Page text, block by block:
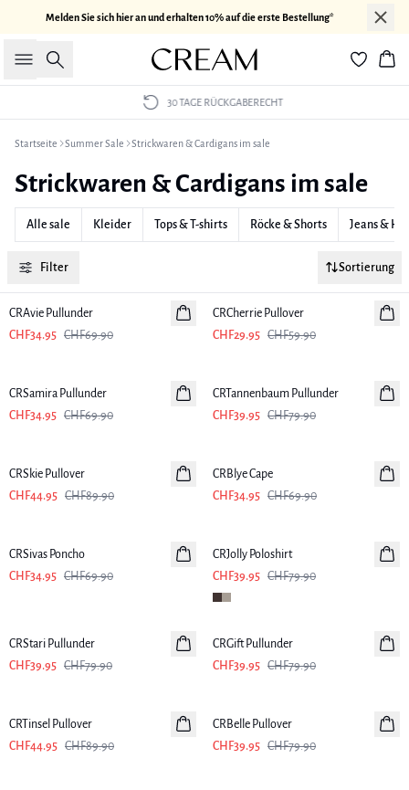
Melden Sie sich hier an und erhalten 10% auf die erste Bestellung*
Suche
30 TAGE RÜCKGABERECHT
Startseite Summer Sale Strickwaren & Cardigans im sale
Strickwaren & Cardigans im sale
Alle sale Kleider Tops & T-shirts Röcke & Shorts Jeans &
Filter Sortierung
-50%
CRAvie Pullunder
CHF34.95 CHF69.90
CRCherrie Pullover
CHF29.95 CHF59.90
CRSamira Pullunder
CHF34.95 CHF69.90
CRTannenbaum Pullunder
CHF39.95 CHF79.90
CRSkie Pullover
CHF44.95 CHF89.90
CRBlye Cape
CHF34.95 CHF69.90
CRSivas Poncho
CHF34.95 CHF69.90
CRJolly Poloshirt
CHF39.95 CHF79.90
CRStari Pullunder
CHF39.95 CHF79.90
-50%
CRGift Pullunder
CHF39.95 CHF79.90
CRTinsel Pullover
CHF44.95 CHF89.90
CRBelle Pullover
CHF39.95 CHF79.90